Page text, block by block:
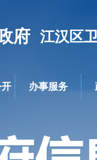
府 江汉区
办事服务